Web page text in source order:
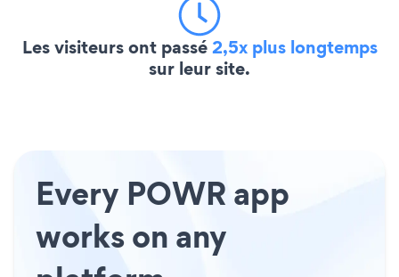
Les visiteurs ont passé2,5x plus longtemps
sur leur site.
Every POWR app
works on any